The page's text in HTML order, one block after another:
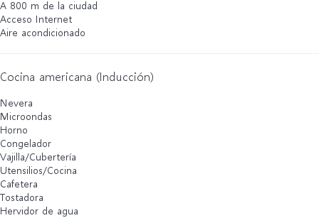
A 800 m de la ciudad
Acceso Internet
Aire acondicionado
Cocina americana (Inducción)
Nevera
Microondas
Horno
Congelador
Vajilla/Cubertería
Utensilios/Cocina
Cafetera
Tostadora
Hervidor de agua